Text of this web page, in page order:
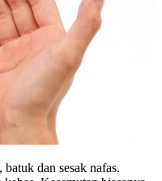
dan sesak nafas.